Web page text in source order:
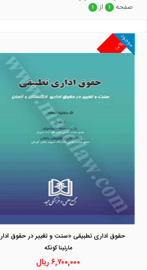
صفحه
۱ از ۱
۱۰%
موجود
مارتينا كونكه
۶,۷۰۰,۰۰۰ریال